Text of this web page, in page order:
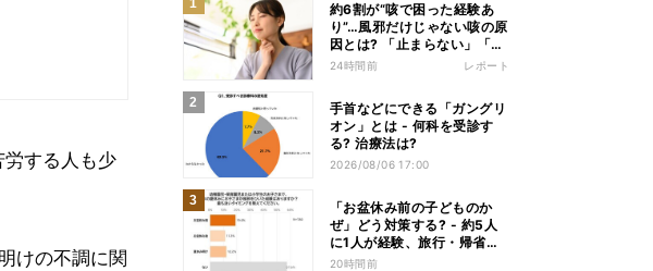
労する人も少
けの不調に関
約6割が“咳で困った経験あ
り”…風邪だけじゃない咳の原
因とは? 「止まらない」「眠
れない」悩みを医師が解説
24時間前 レポート
手首などにできる「ガングリ
オン」とは - 何科を受診す
る? 治療法は?
2026/08/06 17:00
「お盆休み前の子どものか
ぜ」どう対策する? - 約5人
に1人が経験、旅行・帰省へ
の影響も
20時間前